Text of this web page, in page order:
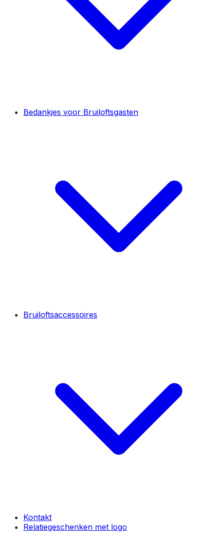
Bedankjes voor Bruiloftsgasten
Bruiloftsaccessoires
Kontakt
Relatiegeschenken met logo